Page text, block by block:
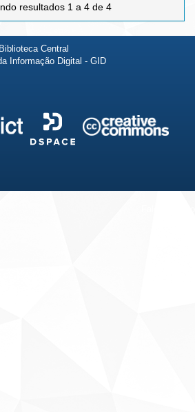
resultados 1 a 4 de 4
Central
Informação Digital - GID